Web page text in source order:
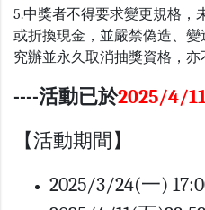
5.中獎者不得要求變更規格，
或折換現金，並嚴禁偽造、
究辦並永久取消抽獎資格，亦
----活動已於2025/4/
【活動期間】
2025/3/24(一)